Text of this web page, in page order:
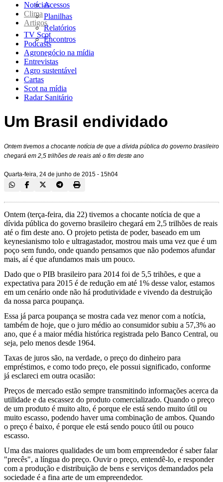
Acessos
Planilhas
Relatórios
Encontros
Notícias
Clima
Artigos
TV Scot
Podcasts
Agronegócio na mídia
Entrevistas
Agro sustentável
Cartas
Scot na mídia
Radar Sanitário
Um Brasil endividado
Ontem tivemos a chocante notícia de que a dívida pública do governo brasileiro
chegará em 2,5 trilhões de reais até o fim deste ano
Quarta-feira, 24 de junho de 2015 - 15h04
Ontem (terça-feira, dia 22) tivemos a chocante notícia de que a
dívida pública do governo brasileiro chegará em 2,5 trilhões de reais
até o fim deste ano. O projeto petista de poder, baseado em um
keynesianismo tolo e ultragastador, mostrou mais uma vez que é um
poço sem fundo, onde quando pensamos que não podemos afundar
mais, aí é que afundamos mais um pouco.
Dado que o PIB brasileiro para 2014 foi de 5,5 trihões, e que a
expectativa para 2015 é de redução em até 1% desse valor, estamos
em um cenário onde não há produtividade e vivendo da destruição
da nossa parca poupança.
Essa já parca poupança se mostra cada vez menor com a notícia,
também de hoje, que o juro médio ao consumidor subiu a 57,3% ao
ano, que é a maior média histórica registrada pelo Banco Central, ou
seja, pelo menos desde 1964.
Taxas de juros são, na verdade, o preço do dinheiro para
empréstimos, e como todo preço, ele possui significado, conforme
já esclareci em outra ocasião:
Preços de mercado estão sempre transmitindo informações acerca da
utilidade e da escassez do produto comercializado. Quando o preço
de um produto é muito alto, é porque ele está sendo muito útil ou
muito escasso, podendo haver uma combinação de ambos. Quando
o preço é baixo, é porque ele está sendo pouco útil ou pouco
escasso.
Uma das maiores qualidades de um bom empreendedor é saber falar
"precês", a língua do preço. Ouvir o preço, entendê-lo, e responder
com a produção e distribuição de bens e serviços demandados pela
sociedade é a fina arte de um empreendedor.